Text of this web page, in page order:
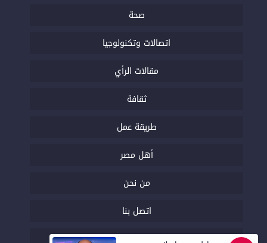
صحة
اتصالات وتكنولوجيا
مقالات الرأي
ثقافة
طريقة عمل
أهل مصر
من نحن
اتصل بنا
السياسة التحريرية